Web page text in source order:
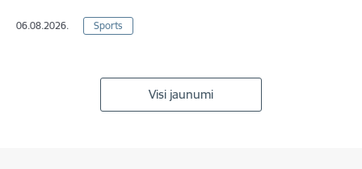
06.08.2026. Sports
Visi jaunumi